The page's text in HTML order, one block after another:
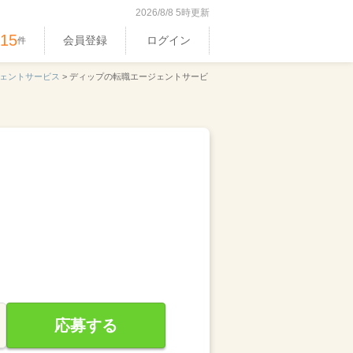
2026/8/8 5時更新
件 会員登録 ログイン
ントサービス > ディップの転職エージェントサービ
応募する